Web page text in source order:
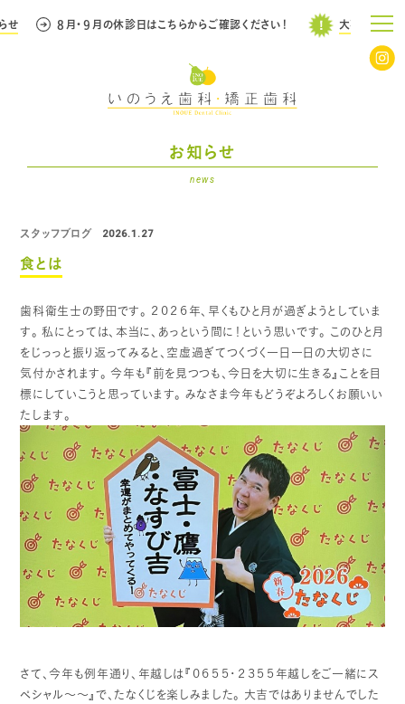
８月・９月の休診日はこちらからご確認ください！ 大事なお知らせ
お知らせ
news
スタッフブログ 2026.1.27
食とは
歯科衛生士の野田です。 ２０２６年、早くもひと月が過ぎようとしていま
す。 私にとっては、本当に、あっという間に！という思いです。 このひと月
をじっっと振り返ってみると、空虚過ぎてつくづく一日一日の大切さに
気付かされます。 今年も『前を見つつも、今日を大切に生きる』ことを目
標にしていこうと思っています。 みなさま今年もどうぞよろしくお願いい
たします。
さて、今年も例年通り、年越しは『０６５５・２３５５年越しをご一緒にス
ペシャル～～』で、たなくじを楽しみました。 大吉ではありませんでした